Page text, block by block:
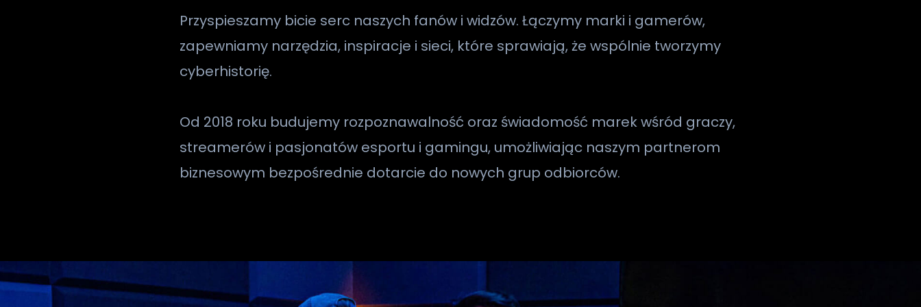
Przyspieszamy bicie serc naszych fanów i widzów. Łączymy marki i gamerów,
zapewniamy narzędzia, inspiracje i sieci, które sprawiają, że wspólnie tworzymy
cyberhistorię.
Od 2018 roku budujemy rozpoznawalność oraz świadomość marek wśród graczy,
streamerów i pasjonatów esportu i gamingu, umożliwiając naszym partnerom
biznesowym bezpośrednie dotarcie do nowych grup odbiorców.